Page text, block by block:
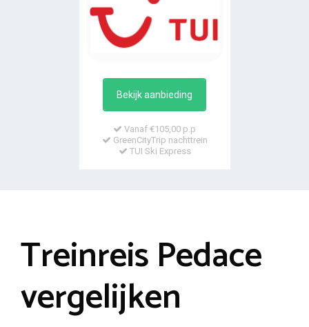
Bekijk aanbieding
Vanaf €105,00 p.p
GreenCityTrip nachttrein
TUI Ski Express
Treinreis Pedace
vergelijken